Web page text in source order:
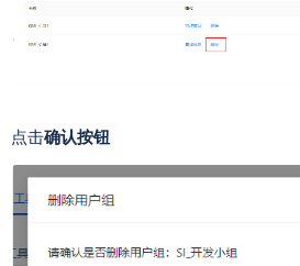
点击确认按钮